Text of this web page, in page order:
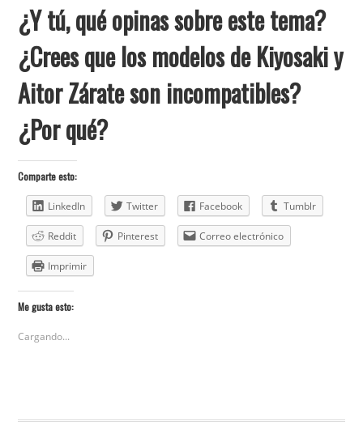
¿Y tú, qué opinas sobre este tema?
¿Crees que los modelos de Kiyosaki y
Aitor Zárate son incompatibles?
¿Por qué?
Comparte esto:
LinkedIn Twitter Facebook Tumblr
Reddit Pinterest Correo electrónico
Imprimir
Me gusta esto:
Cargando...